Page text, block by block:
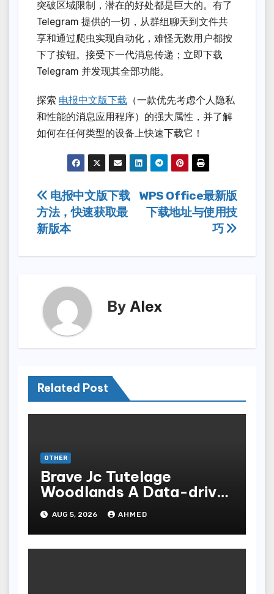
突破区域限制，潜在的好处都是巨大的。有了
Telegram 提供的一切，从群组聊天到文件共
享和通过爬虫实现自动化，难怪无数用户都按
下了按钮。接受下一代消息传递；立即下载
Telegram 并发现其全部功能。
探索 电报中文版下载 （一款优先考虑个人隐私
和性能的消息应用程序）的强大属性，并了解
如何在任何类型的设备上快速下载它！
Post
navigation
WPS Office最新版
下载地址与使用技
巧
电报中文版下载
方法，快速获取最
新版本
By Alex
Related Post
OTHER
Brave Jc Tutelage
Woodlands A Data-driven
Dissection
AUG 5, 2026 AHMED